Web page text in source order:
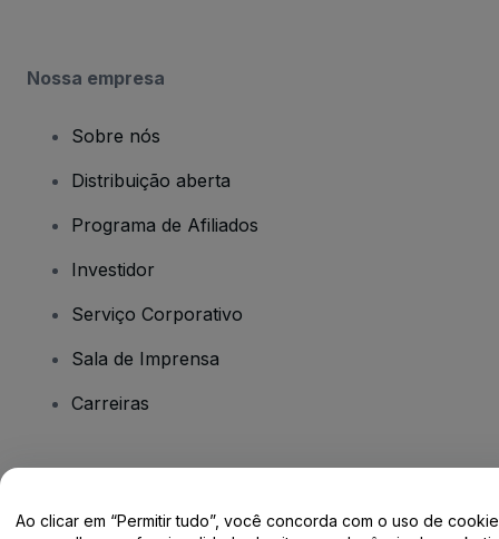
Nossa empresa
Sobre nós
Distribuição aberta
Programa de Afiliados
Investidor
Serviço Corporativo
Sala de Imprensa
Carreiras
Ao clicar em “Permitir tudo”, você concorda com o uso de